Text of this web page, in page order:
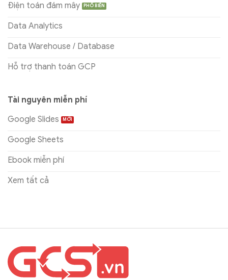
Điện toán đám mây
Data Analytics
Data Warehouse / Database
Hỗ trợ thanh toán GCP
Tài nguyên miễn phí
Google Slides
Google Sheets
Ebook miễn phí
Xem tất cả